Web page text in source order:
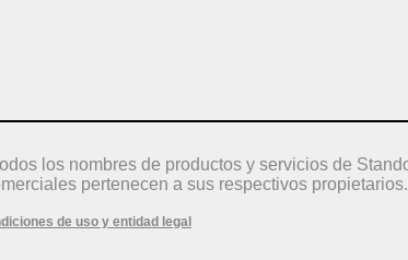
los nombres de productos y servicios de
pertenecen a sus respectivos propietarios.
de uso y entidad legal